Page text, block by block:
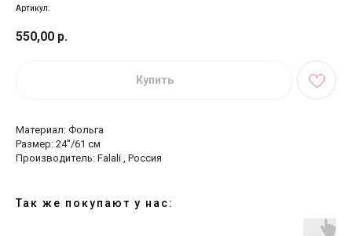
Артикул:
550,00 р.
Купить
Материал: Фольга
Размер: 24''/61 см
Производитель: Falali , Россия
Так же покупают у нас: